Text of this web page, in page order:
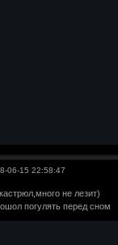
06-15 22:58:47
не лезит)
погулять перед сном